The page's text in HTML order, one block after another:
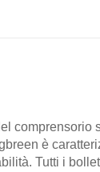
comprensorio
è
Tutti i